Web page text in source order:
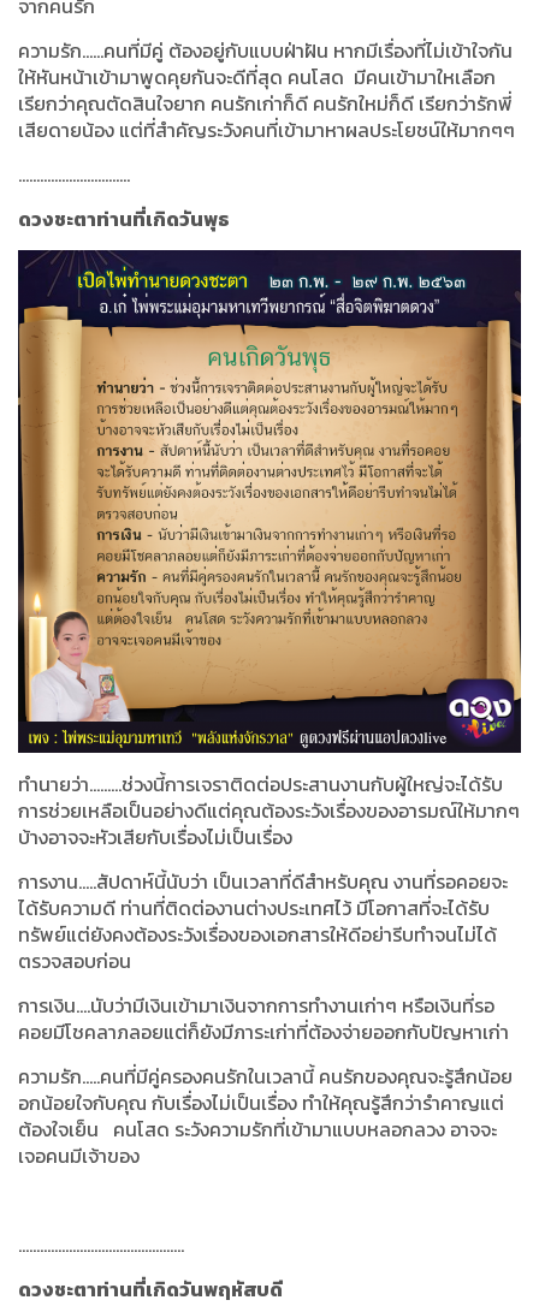
จากคนรัก
ความรัก......คนที่มีคู่ ต้องอยู่กับแบบฝ่าฝัน หากมีเรื่องที่ไม่เข้าใจกัน
ให้หันหน้าเข้ามาพูดคุยกันจะดีที่สุด คนโสด มีคนเข้ามาใหเลือก
เรียกว่าคุณตัดสินใจยาก คนรักเก่าก็ดี คนรักใหม่ก็ดี เรียกว่ารักพี่
เสียดายน้อง แต่ที่สำคัญระวังคนที่เข้ามาหาผลประโยชน์ให้มากๆๆ
...............................
ดวงชะตาท่านที่เกิดวันพุธ
ทำนายว่า.........ช่วงนี้การเจราติดต่อประสานงานกับผู้ใหญ่จะได้รับ
การช่วยเหลือเป็นอย่างดีแต่คุณต้องระวังเรื่องของอารมณ์ให้มากๆ
บ้างอาจจะหัวเสียกับเรื่องไม่เป็นเรื่อง
การงาน.....สัปดาห์นี้นับว่า เป็นเวลาที่ดีสำหรับคุณ งานที่รอคอยจะ
ได้รับความดี ท่านที่ติดต่องานต่างประเทศไว้ มีโอกาสที่จะได้รับ
ทรัพย์แต่ยังคงต้องระวังเรื่องของเอกสารให้ดีอย่ารีบทำจนไม่ได้
ตรวจสอบก่อน
การเงิน....นับว่ามีเงินเข้ามาเงินจากการทำงานเก่าๆ หรือเงินที่รอ
คอยมีโชคลาภลอยแต่ก็ยังมีภาระเก่าที่ต้องจ่ายออกกับปัญหาเก่า
ความรัก.....คนที่มีคู่ครองคนรักในเวลานี้ คนรักของคุณจะรู้สึกน้อย
อกน้อยใจกับคุณ กับเรื่องไม่เป็นเรื่อง ทำให้คุณรู้สึกว่ารำคาญแต่
ต้องใจเย็น คนโสด ระวังความรักที่เข้ามาแบบหลอกลวง อาจจะ
เจอคนมีเจ้าของ
..............................................
ดวงชะตาท่านที่เกิดวันพฤหัสบดี